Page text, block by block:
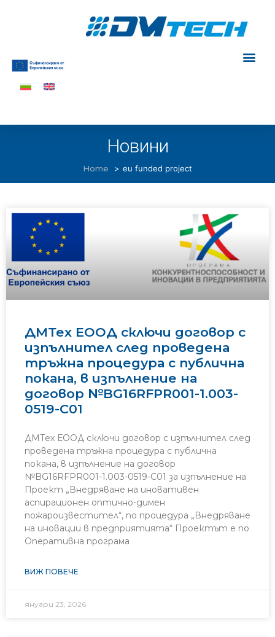
Новини
Home eu funded project
ДМТех ЕООД сключи договор с
изпълнител след проведена
тръжна процедура с публична
покана, в изпълнение на
договор №BG16RFPR001-1.003-
0519-C01
ДМТех ЕООД сключи договор с изпълнител след
проведена тръжна процедура с публична
покана, в изпълнение на договор
№BG16RFPR001-1.003-0519-C01 за изпълнение на
Проект „Внедряване на иновативен
аспирационен оптично-димен
пожароизвестител“, по процедура „Внедряване
на иновации в предприятията“ Проектът е по
Оперативна програма
ВИЖ ПОВЕЧЕ
януари 23, 2026